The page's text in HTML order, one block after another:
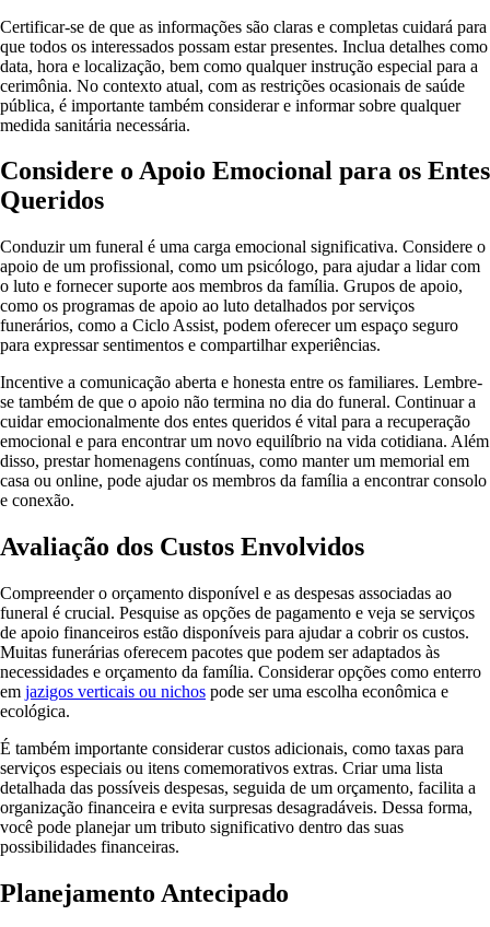
Certificar-se de que as informações são claras e completas cuidará para
que todos os interessados possam estar presentes. Inclua detalhes como
data, hora e localização, bem como qualquer instrução especial para a
cerimônia. No contexto atual, com as restrições ocasionais de saúde
pública, é importante também considerar e informar sobre qualquer
medida sanitária necessária.
Considere o Apoio Emocional para os Entes
Queridos
Conduzir um funeral é uma carga emocional significativa. Considere o
apoio de um profissional, como um psicólogo, para ajudar a lidar com
o luto e fornecer suporte aos membros da família. Grupos de apoio,
como os programas de apoio ao luto detalhados por serviços
funerários, como a Ciclo Assist, podem oferecer um espaço seguro
para expressar sentimentos e compartilhar experiências.
Incentive a comunicação aberta e honesta entre os familiares. Lembre-
se também de que o apoio não termina no dia do funeral. Continuar a
cuidar emocionalmente dos entes queridos é vital para a recuperação
emocional e para encontrar um novo equilíbrio na vida cotidiana. Além
disso, prestar homenagens contínuas, como manter um memorial em
casa ou online, pode ajudar os membros da família a encontrar consolo
e conexão.
Avaliação dos Custos Envolvidos
Compreender o orçamento disponível e as despesas associadas ao
funeral é crucial. Pesquise as opções de pagamento e veja se serviços
de apoio financeiros estão disponíveis para ajudar a cobrir os custos.
Muitas funerárias oferecem pacotes que podem ser adaptados às
necessidades e orçamento da família. Considerar opções como enterro
em jazigos verticais ou nichos pode ser uma escolha econômica e
ecológica.
É também importante considerar custos adicionais, como taxas para
serviços especiais ou itens comemorativos extras. Criar uma lista
detalhada das possíveis despesas, seguida de um orçamento, facilita a
organização financeira e evita surpresas desagradáveis. Dessa forma,
você pode planejar um tributo significativo dentro das suas
possibilidades financeiras.
Planejamento Antecipado